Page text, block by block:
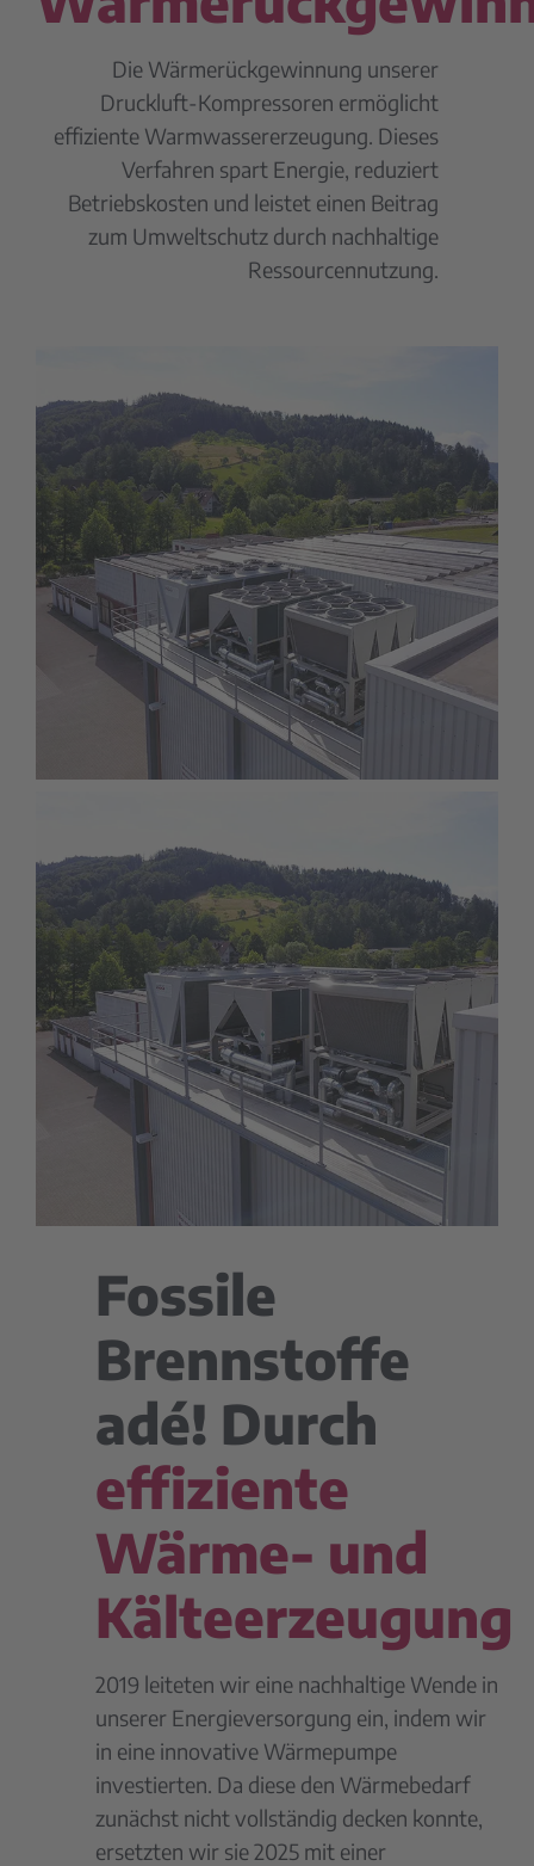
Die Wärmerückgewinnung unserer
Druckluft-Kompressoren ermöglicht
effiziente Warmwassererzeugung. Dieses
Verfahren spart Energie, reduziert
Betriebskosten und leistet einen Beitrag
zum Umweltschutz durch nachhaltige
Ressourcennutzung.
Fossile
Brennstoffe
adé! Durch
effiziente
Wärme- und
Kälteerzeugung
2019 leiteten wir eine nachhaltige Wende in
unserer Energieversorgung ein, indem wir
in eine innovative Wärmepumpe
investierten. Da diese den Wärmebedarf
zunächst nicht vollständig decken konnte,
ersetzten wir sie 2025 mit einer